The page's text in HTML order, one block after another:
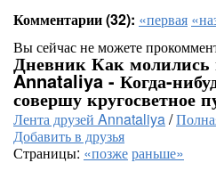
Комментарии (32): «первая
Вы сейчас не можете
Дневник Как молились
Annataliya - Когда-
совершу кругосветное
Лента друзей Annataliya/
Добавить в друзья
Страницы: «позжераньше»